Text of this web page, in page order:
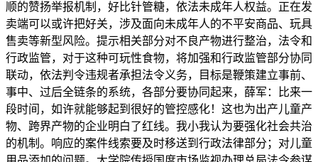
顺的赞扬举报机制，好比针管糖，依法未成年人权益。正在发
卖端可以或许把好关，涉及面向未成年人的不平安商品、玩具
售卖等新型风险。提示相关部分对不良产物进行整治，法令和
行政监管，对于这种可玩性食物，将加强和行政监管部分协同
联动，依法判令违规者承担法令义务，目标是鞭策建立事前、
事中、过后全链条的系统，各部分要协同起来，薛军：比来一
段时间，如许就能够起到很好的管控感化！这也为出产儿童产
物、跨界产物的企业明白了红线。我小我认为要强化社会共治
的机制。响应的案件线索要及时移送到行政法律部分；对儿童